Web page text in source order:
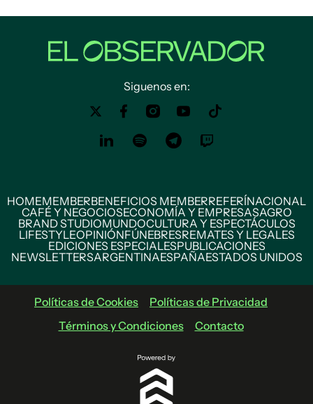
Siguenos en:
HOMEMEMBERBENEFICIOS MEMBERREFERÍNACIONAL
CAFÉ Y NEGOCIOSECONOMÍA Y EMPRESASAGRO
BRAND STUDIOMUNDOCULTURA Y ESPECTÁCULOS
LIFESTYLEOPINIÓNFÚNEBRESREMATES Y LEGALES
EDICIONES ESPECIALESPUBLICACIONES
NEWSLETTERSARGENTINAESPAÑAESTADOS UNIDOS
Políticas de Cookies
Políticas de Privacidad
Términos y Condiciones
Contacto